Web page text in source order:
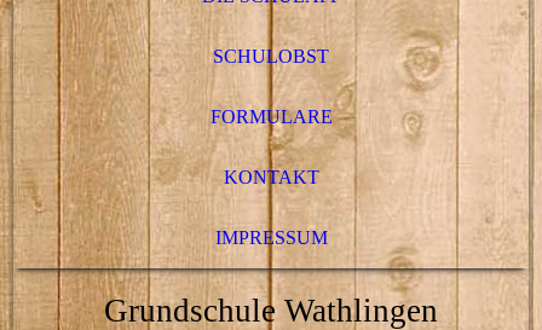
SCHULOBST
FORMULARE
KONTAKT
IMPRESSUM
Grundschule Wathlingen